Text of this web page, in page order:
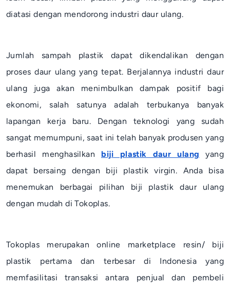
diatasi dengan mendorong industri daur ulang.
Jumlah sampah plastik dapat dikendalikan dengan
proses daur ulang yang tepat. Berjalannya industri daur
ulang juga akan menimbulkan dampak positif bagi
ekonomi, salah satunya adalah terbukanya banyak
lapangan kerja baru. Dengan teknologi yang sudah
sangat memumpuni, saat ini telah banyak produsen yang
berhasil menghasilkan biji plastik daur ulang yang
dapat bersaing dengan biji plastik virgin. Anda bisa
menemukan berbagai pilihan biji plastik daur ulang
dengan mudah di Tokoplas.
Tokoplas merupakanonline marketplace resin/ biji
plastik pertama dan terbesar di Indonesia yang
memfasilitasi transaksi antara penjual dan pembeli